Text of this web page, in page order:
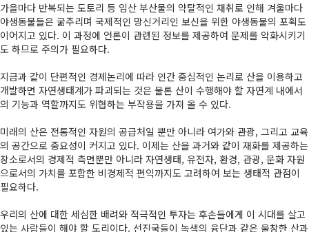
가을마다 반복되는 도토리 등 임산 부산물의 약탈적인 채취로 인해 겨울마다
야생동물들은 굶주리며 국제적인 망신거리인 보신을 위한 야생동물의 포획도
이어지고 있다. 이 과정에 언론이 관련된 정보를 제공하여 문제를 악화시키기
도 하므로 주의가 필요하다.
지금과 같이 단편적인 경제논리에 따라 인간 중심적인 논리로 산을 이용하고
개발하면 자연생태계가 파괴되는 것은 물론 산이 수행해야 할 자연계 내에서
의 기능과 역할까지도 위협하는 부작용을 가져 올 수 있다.
미래의 산은 전통적인 자원의 공급처일 뿐만 아니라 여가와 관광, 그리고 교육
의 공간으로 중요성이 커지고 있다. 이제는 산을 과거와 같이 재화를 제공하는
장소로서의 경제적 측면뿐만 아니라 자연생태, 유전자, 환경, 관광, 문화 자원
으로서의 가치를 포함한 비경제적 편익까지도 고려하여 보는 생태적 관점이
필요하다.
우리의 산에 대한 세심한 배려와 적극적인 투자는 후손들에게 이 시대를 살고
있는 사람들이 해야 할 도리이다. 선진국들이 녹색의 융단과 같은 울창한 산과